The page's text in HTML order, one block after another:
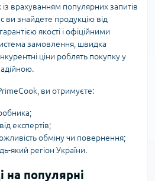
врахуванням популярних запитів
ви знайдете продукцію від
якості і офіційними
замовлення, швидка
ціни роблять покупку у
ви отримуєте:
експертів;
обміну чи повернення;
який регіон України.
на популярні